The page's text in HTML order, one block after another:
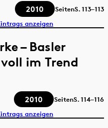
2010 SeitenS.113–113
anzeigen
– Basler
im Trend
2010 SeitenS.114–116
anzeigen